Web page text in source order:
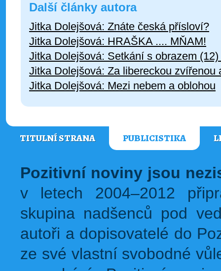
Další články autora
Jitka Dolejšová: Znáte česká přísloví?
Jitka Dolejšová: HRAŠKA .... MŇAM!
Jitka Dolejšová: Setkání s obrazem
Jitka Dolejšová: Za libereckou zvířenou
Jitka Dolejšová: Mezi nebem a oblohou
TITULNÍ STRANA PUBLICISTIKA
Pozitivní noviny jsou
v letech 2004–2012
skupina nadšenců pod
autoři a dopisovatelé do
ze své vlastní svobodné